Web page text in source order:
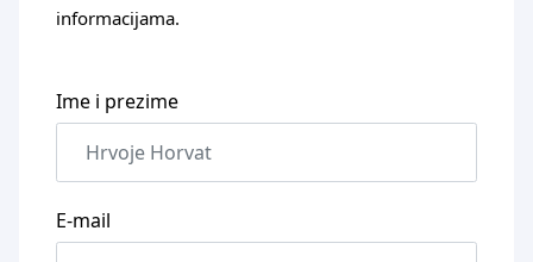
informacijama.
Ime i prezime
E-mail